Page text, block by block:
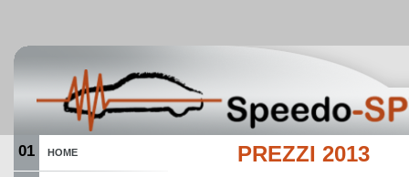
01 HOME PREZZI 2013